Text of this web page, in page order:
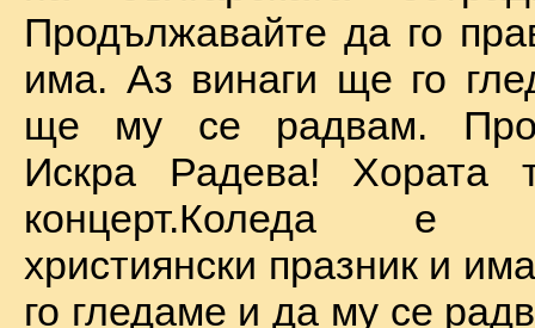
Продължавайте да го
има. Аз винаги ще го
ще му се радвам.
Искра Радева! Хората
концерт.Коледа е
християнски празник и
го гледаме и да му се